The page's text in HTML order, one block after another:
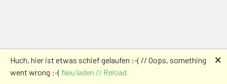
Huch, hier ist etwas schief gelaufen :-( // Oops, something
went wrong :-( Neu laden // Reload
🗙